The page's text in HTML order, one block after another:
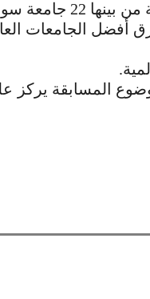
الفرق السورية إلى جانب
إلى مسابقة جامعة دمشق، بمشاركة بين 2000